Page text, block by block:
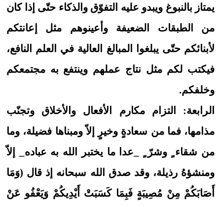
يمتاز بالنبوغ ويبدو عليه التفوّق والذكاء حتّى إذا كان
من الطبقات الضعيفة وأعينوهم مثل إعانتكم
لأبنائكم حتّى يبلغوا المبالغ العالية في العلم النافع،
فيكتب لكم مثل نتاج عملهم وينتفع به مجتمعكم
وخلفكم.
الرابعة: التزام مكارم الأفعال والأخلاق وتجنّب
مذامها، فما من سعادةٍ وخيرٍ إلاّ ومبناها فضيلة، وما
من شقاء ٍ وشرّ ٍ _عدا ما يختبر الله به عباده_ إلاّ
ومنشؤهُ رذيلة، وقد صدق الله سبحانه إذ قال (وَمَا
أَصَابَكُمْ مِنْ مُصِيبَةٍ فَبِمَا كَسَبَتْ أَيْدِيكُمْ وَيَعْفُو عَنْ